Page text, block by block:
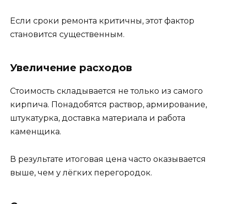
Если сроки ремонта критичны, этот фактор
становится существенным.
Увеличение расходов
Стоимость складывается не только из самого
кирпича. Понадобятся раствор, армирование,
штукатурка, доставка материала и работа
каменщика.
В результате итоговая цена часто оказывается
выше, чем у лёгких перегородок.